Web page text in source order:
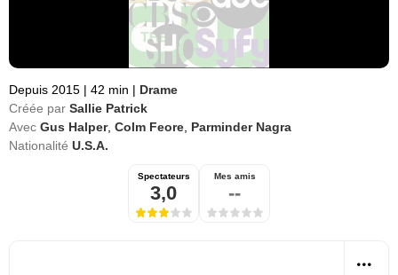
Depuis 2015 | 42 min | Drame
Créée par Sallie Patrick
Avec Gus Halper, Colm Feore Parminder Nagra
Nationalité U.S.A.
Spectateurs
3,0
Mes amis
--